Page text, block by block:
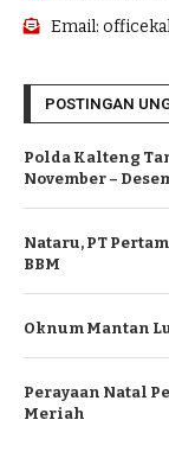
Email:
POSTINGAN
Polda Kalteng
November –
Nataru, PT
BBM
Oknum Mantan
Perayaan Natal
Meriah